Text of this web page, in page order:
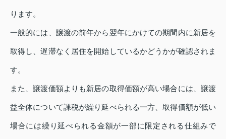
ります。
一般的には、譲渡の前年から翌年にかけての期間内に新居を
取得し、遅滞なく居住を開始しているかどうかが確認されま
す。
また、譲渡価額よりも新居の取得価額が高い場合には、譲渡
益全体について課税が繰り延べられる一方、取得価額が低い
場合には繰り延べられる金額が一部に限定される仕組みで